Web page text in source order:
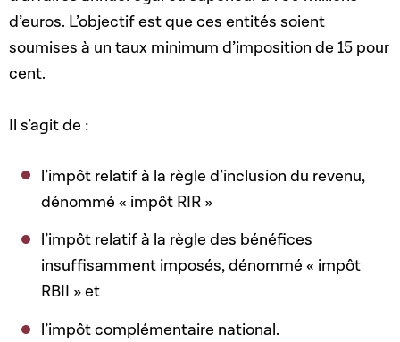
d’euros. L’objectif est que ces entités soient
soumises à un taux minimum d’imposition de 15 pour
cent.
Il s’agit de :
l’impôt relatif à la règle d’inclusion du revenu,
dénommé « impôt RIR »
l’impôt relatif à la règle des bénéfices
insuffisamment imposés, dénommé « impôt
RBII » et
l’impôt complémentaire national.